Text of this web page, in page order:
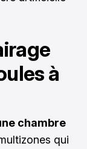
à
chambre
qui